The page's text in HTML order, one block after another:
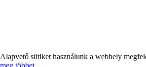
Alapvető sütiket használunk a webhely
meg többet